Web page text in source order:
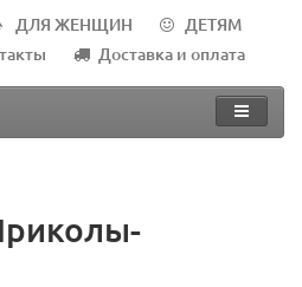
ДЛЯ ЖЕНЩИН
ДЕТЯМ
Доставка и оплата